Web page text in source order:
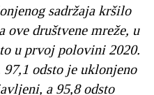
sadržaja kršilo
ove društvene mreže, u
u prvoj polovini 2020.
odsto je uklonjeno
a 95,8 odsto